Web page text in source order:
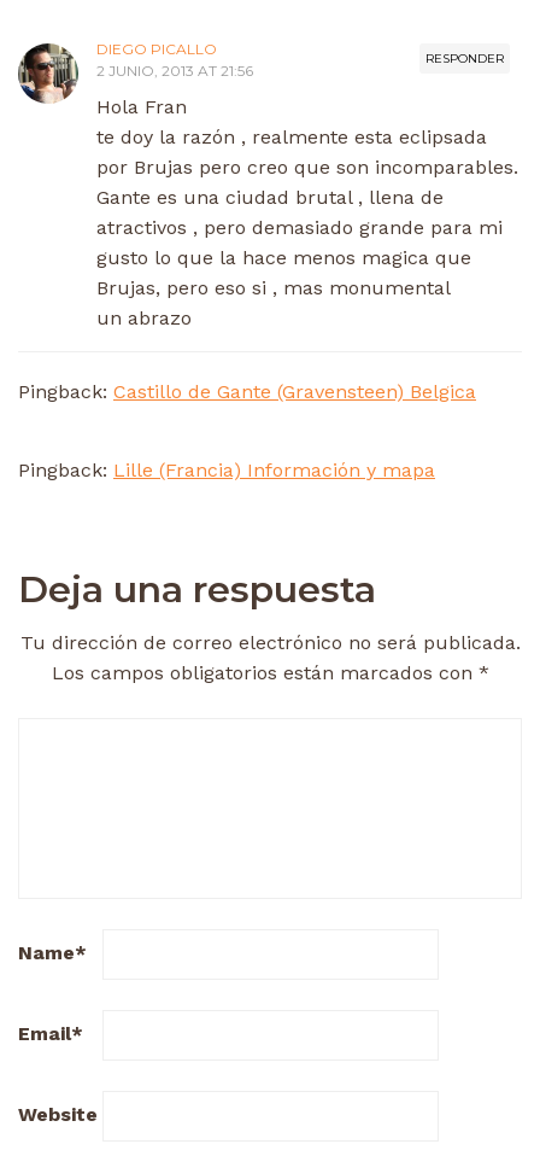
RESPONDER
DIEGO PICALLO
2 JUNIO, 2013 AT 21:56
Hola Fran
te doy la razón , realmente esta eclipsada
por Brujas pero creo que son incomparables.
Gante es una ciudad brutal , llena de
atractivos , pero demasiado grande para mi
gusto lo que la hace menos magica que
Brujas, pero eso si , mas monumental
un abrazo
Pingback: Castillo de Gante (Gravensteen) Belgica
Pingback: Lille (Francia) Información y mapa
Deja una respuesta
Tu dirección de correo electrónico no será publicada.
Los campos obligatorios están marcados con *
Name*
Email*
Website